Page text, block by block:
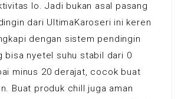
lo. Jadi bukan asal pasang
dari UltimaKaroseri ini keren
dengan sistem pendingin
bisa nyetel suhu stabil dari 0
minus 20 derajat, cocok buat
Buat produk chill juga aman